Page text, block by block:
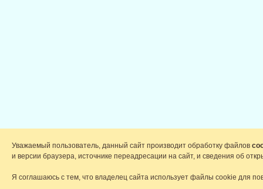
Уважаемый пользователь, данный сайт производит обработку файлов
и версии браузера, источнике переадресации на сайт, и сведения об
Я соглашаюсь с тем, что владелец сайта использует файлы cookie для